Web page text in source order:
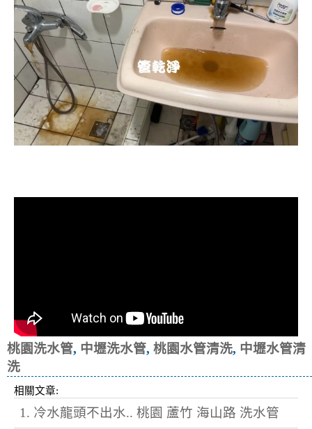
桃園洗水管, 中壢洗水管, 桃園水管清洗, 中壢水管清
洗
相關文章:
1. 冷水龍頭不出水.. 桃園 蘆竹 海山路 洗水管